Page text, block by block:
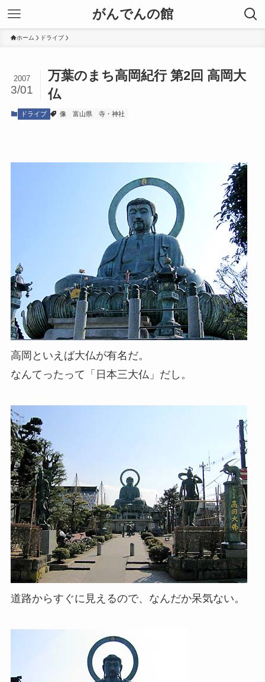
がんでんの館
ホーム ドライブ
万葉のまち高岡紀行 第2回 高岡大
仏
2007
3/01
ドライブ 像 富山県 寺・神社
高岡といえば大仏が有名だ。
なんてったって「日本三大仏」だし。
道路からすぐに見えるので、なんだか呆気ない。